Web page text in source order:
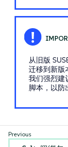
从旧版
迁移到新版
我们强烈建
脚本，以防